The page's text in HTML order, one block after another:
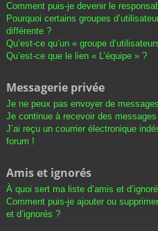
Comment puis-je devenir le
Pourquoi certains groupes
différente ?
Qu’est-ce qu’un « groupe
Qu’est-ce que le lien « L’équipe » ?
Messagerie privée
Je ne peux pas envoyer de
Je continue à recevoir des
J’ai reçu un courrier électronique
forum !
Amis et ignorés
À quoi sert ma liste d’amis et
Comment puis-je ajouter ou
et d’ignorés ?